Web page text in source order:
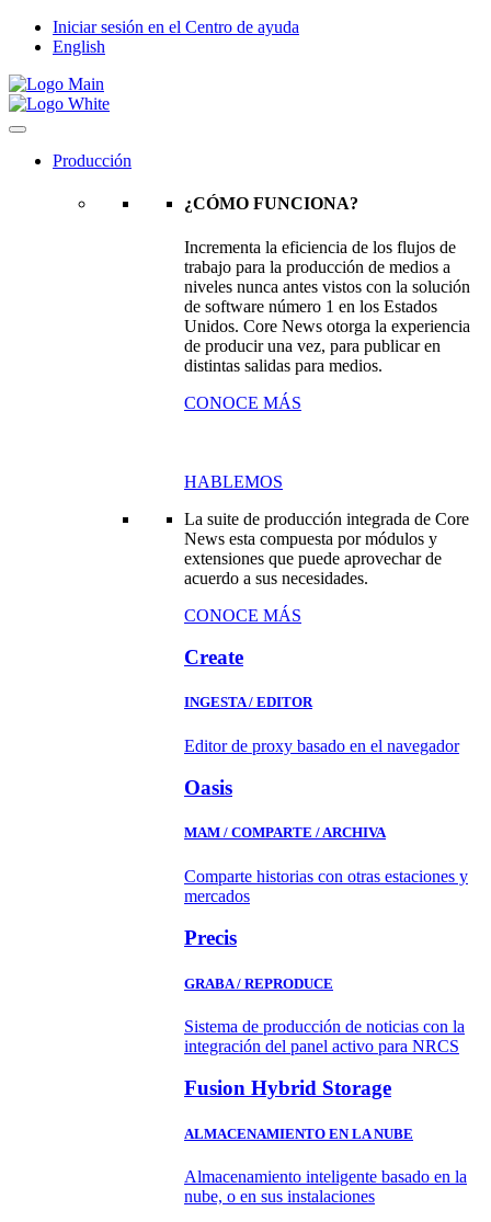
Iniciar sesión en el Centro de ayuda
English
Producción
¿CÓMO FUNCIONA?
Incrementa la eficiencia de los flujos de
trabajo para la producción de medios a
niveles nunca antes vistos con la solución
de software número 1 en los Estados
Unidos. Core News otorga la experiencia
de producir una vez, para publicar en
distintas salidas para medios.
CONOCE MÁS
HABLEMOS
La suite de producción integrada de Core
News esta compuesta por módulos y
extensiones que puede aprovechar de
acuerdo a sus necesidades.
CONOCE MÁS
Create
INGESTA / EDITOR
Editor de proxy basado en el navegador
Oasis
MAM / COMPARTE / ARCHIVA
Comparte historias con otras estaciones y
mercados
Precis
GRABA / REPRODUCE
Sistema de producción de noticias con la
integración del panel activo para NRCS
Fusion Hybrid Storage
ALMACENAMIENTO EN LA NUBE
Almacenamiento inteligente basado en la
nube, o en sus instalaciones